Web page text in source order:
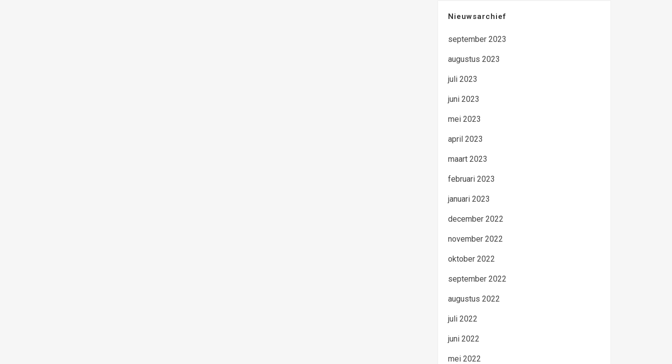
Nieuwsarchief
september 2023
augustus 2023
juli 2023
juni 2023
mei 2023
april 2023
maart 2023
februari 2023
januari 2023
december 2022
november 2022
oktober 2022
september 2022
augustus 2022
juli 2022
juni 2022
mei 2022